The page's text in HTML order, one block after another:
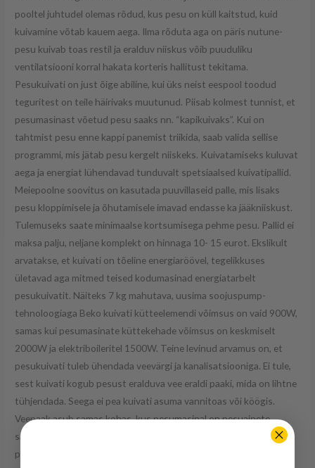
pooltel juhtudel olemas rõdud, kus pesu on küll kaitstud, kuid
kuivamine võtab kauem aega. Ilma rõduta aga on päris nutune-
pesu kuivab toas restil ja eralduv niiskus võib puuduliku
ventilatsiooni korral hakata korteris hallitust tekitama.
Pesukuivati on just õige abiline, kui üks neist eespool toodud
teguritest on teile häirivaks muutunud. Piisab kolmest tunnist, et
pesumasinast võetud pesu saaks nn. “kapikuivaks”. Kui on
tahtmist pesu enne kappi panemist triikida, saab valida sellise
programmi, mis jätab pesu kergelt niiskeks. Kuivatamiseks kuluvat
aega ja energiat lühendavad tunduvalt spetsiaalsed kuivatipallid.
Meiepoolne soovitus on kasutada puuvillaseid palle, mis lisaks
pesu kloppimisele ja õhutamisele imavad endasse ka jääkniiskust.
Tulemuseks saate minimaalse kortsumisega pehme pesu. Pallid ei
maksa palju, neljane komplekt on hinnaga 10- 15 eurot. Ekslikult
arvatakse, et kuivati on tõeline energiaröövel, tegelikkuses
ületavad aga mitmed teised kodumasinad energiatarbelt
pesukuivatit. Näiteks 7 kg mahutava, uusima soojuspump-
tehnoloogiaga Beko kuivati kütteelemendi võimsus on vaid 900W,
samas kui pesumasinate küttekehade võimsus on keskmiselt
2000W ja elektriboileritel 1500W. Teine levinud arvamus on, et
pesukuivati tuleb ühendada veevärgi ja kanalisatsiooniga. Ei tule,
sest kuivati kogub pesust eralduva vee eraldi paaki, mida on lihtne
tühjendada. Seega ei pea kuivati asuma vannitoas või köögis.
Veepaak asub samas kohas, kus pesumasinal on pesuainete
sahtel. See tuleb vaid välja tõmmata ja tühjaks kallata. Paak on
piisavalt suur, mahutab kahe kuivatuskorra jagu vett. Kui ka